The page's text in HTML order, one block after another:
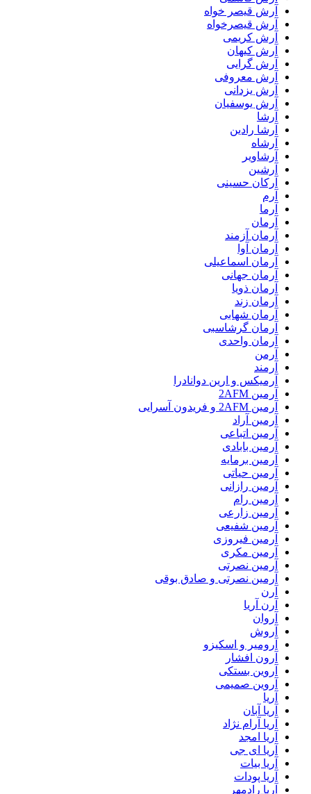
آرش قیصر خواه
آرش قیصرخواه
آرش کریمی
آرش کیهان
آرش گرایی
آرش معروفی
آرش یزدانی
آرش یوسفیان
آرشا
آرشا رادین
آرشاه
آرشاویر
آرشین
آرکان حسینی
آرم
آرما
آرمان
آرمان آزمند
آرمان آوا
آرمان اسماعیلی
آرمان جهانی
آرمان ذویا
آرمان زند
آرمان شهابی
آرمان گرشاسبی
آرمان واحدی
آرمن
آرمند
آرمیکس و ارین دوانادرا
آرمین 2AFM
آرمین 2AFM و فریدون آسرایی
آرمین آراد
آرمین اتباعی
آرمین بابادی
آرمین برمایه
آرمین حیاتی
آرمین رازانی
آرمین رام
آرمین زارعی
آرمین شفیعی
آرمین فیروزی
آرمین مکری
آرمین نصرتی
آرمین نصرتی و صادق بوقی
آرن
آرن آریا
آروان
آروش
آرومیر و اسکیزو
آرون افشار
آروین بستکی
آروین صمیمی
آریا
آریا آبان
آریا آرام نژاد
آریا امجد
آریا ای جی
آریا بیات
آریا پودات
آریا رادمهر